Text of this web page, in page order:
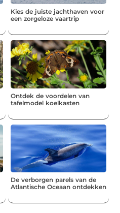
Kies de juiste jachthaven voor
een zorgeloze vaartrip
Ontdek de voordelen van
tafelmodel koelkasten
De verborgen parels van de
Atlantische Oceaan ontdekken